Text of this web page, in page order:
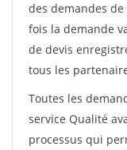
des demandes
fois la demande
de devis
tous les
Toutes les
service Qualité
processus qui